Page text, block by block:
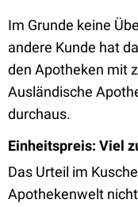
Im Grunde keine
andere Kunde hat
den Apotheken mit
Ausländische
durchaus.
Einheitspreis: Viel
Das Urteil im
Apothekenwelt